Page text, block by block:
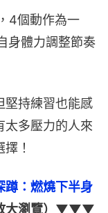
4個動作為一
身體力調整節奏
堅持練習也能感
太多壓力的人來
！
蹲：燃燒下半身
放大瀏覽）▼▼▼